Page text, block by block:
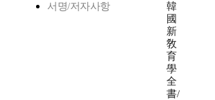
서명/저자사항
韓
國
新
敎
育
學
全
書/